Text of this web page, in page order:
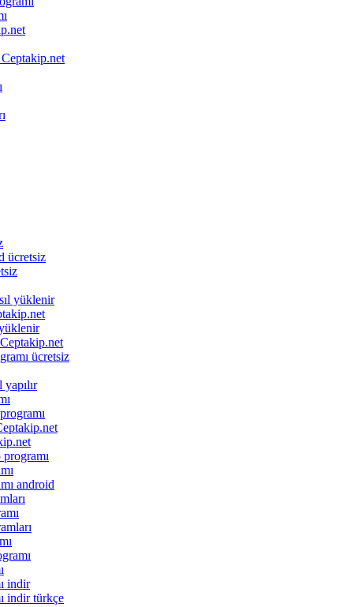
ücretsiz
yüklenir
ücretsiz
android
indir
indir türkçe